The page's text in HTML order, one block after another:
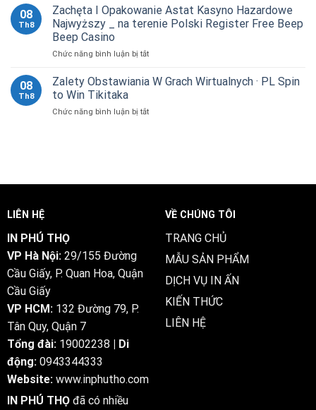
Free
Spins
E-
Gaming
Jackpotem
pl.com
Try
Payout
Stats
On
Slots
Środkowa
Spins
08
Th8
Zachęta I Opakowanie Astat Kasyno Hazardowe
Najwyższy _ na terenie Polski Register Free Beep
Beep Casino
Chức năng bình luận bị tắtở
I
Kasyno
Polski
Beep
Casino
08
Th8
Zalety Obstawiania W Grach Wirtualnych · PL Spin
to Win Tikitaka
Chức năng bình luận bị tắtở
·
Tikitaka
LIÊN HỆ
IN PHÚ THỌ
VP Hà Nội: 29/155 Đường
Cầu Giấy, P. Quan Hoa, Quận
Cầu Giấy
VP HCM: 132 Đường 79, P.
Tân Quy, Quận 7
Tổng đài: 19002238 | Di
động: 0943344333
Website: www.inphutho.com
IN PHÚ THỌ đã có nhiều
VỀ CHÚNG TÔI
TRANG CHỦ
MẪU SẢN PHẨM
DỊCH VỤ IN ẤN
KIẾN THỨC
LIÊN HỆ